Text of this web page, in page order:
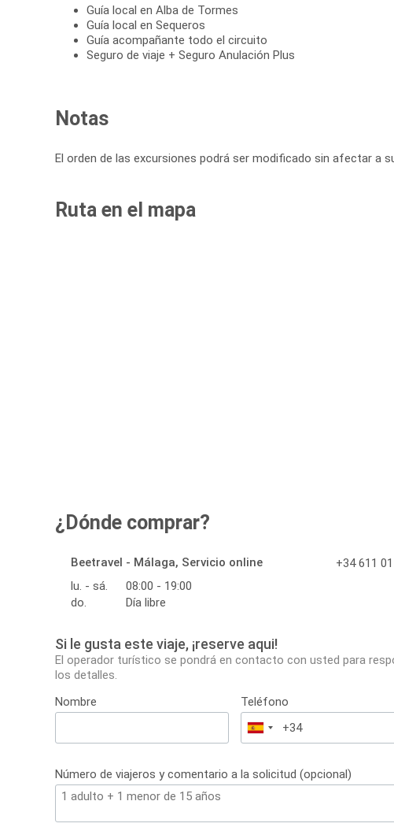
Guía local en Alba de Tormes
Guía local en Sequeros
Guía acompañante todo el circuito
Seguro de viaje + Seguro Anulación Plus
Notas
El orden de las excursiones podrá ser modificado sin afectar a
Ruta en el mapa
¿Dónde comprar?
Beetravel - Málaga, Servicio online
lu. - sá.
08:00 - 19:00
do.
Día libre
+34 611
Si le gusta este viaje, ¡reserve aqui!
El operador turístico se pondrá en contacto con usted para
los detalles.
Nombre
Teléfono
España
+34
Número de viajeros y comentario a la solicitud (opcional)